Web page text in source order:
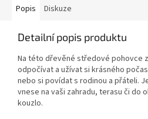
Popis Diskuze
Detailní popis produktu
Na této dřevěné středové pohovce
odpočívat a užívat si krásného
nebo si povídat s rodinou a přáteli.
vnese na vaši zahradu, terasu či do
kouzlo.